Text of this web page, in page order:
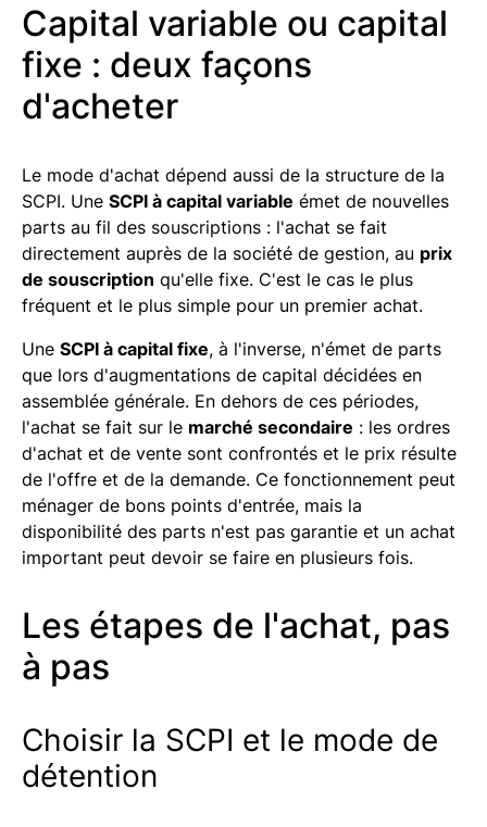
Capital variable ou capital
fixe : deux façons
d'acheter
Le mode d'achat dépend aussi de la structure de la
SCPI. Une SCPI à capital variable émet de nouvelles
parts au fil des souscriptions : l'achat se fait
directement auprès de la société de gestion, au prix
de souscription qu'elle fixe. C'est le cas le plus
fréquent et le plus simple pour un premier achat.
Une SCPI à capital fixe, à l'inverse, n'émet de parts
que lors d'augmentations de capital décidées en
assemblée générale. En dehors de ces périodes,
l'achat se fait sur le marché secondaire : les ordres
d'achat et de vente sont confrontés et le prix résulte
de l'offre et de la demande. Ce fonctionnement peut
ménager de bons points d'entrée, mais la
disponibilité des parts n'est pas garantie et un achat
important peut devoir se faire en plusieurs fois.
Les étapes de l'achat, pas
à pas
Choisir la SCPI et le mode de
détention